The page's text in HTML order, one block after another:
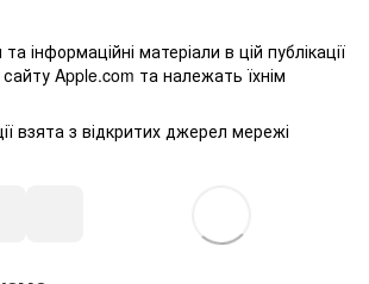
інформаційні матеріали в цій публікації
сайту Apple.com та належать їхнім
взята з відкритих джерел мережі